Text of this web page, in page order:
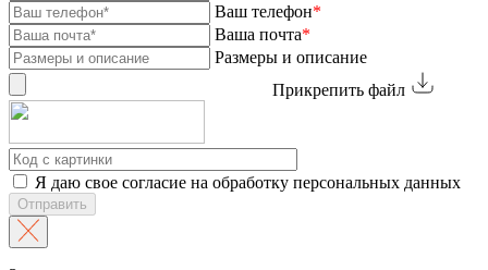
Ваш телефон*
Ваша почта*
Размеры и описание
Прикрепить файл
Я даю свое согласие на обработку персональных данных
Отправить